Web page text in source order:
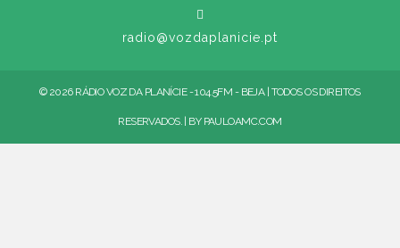
radio@vozdaplanicie.pt
© 2026 RÁDIO VOZ DA PLANÍCIE - 104.5FM - BEJA | TODOS OS DIREITOS
RESERVADOS. | BY PAULOAMC.COM